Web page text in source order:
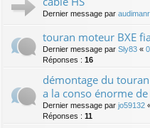
Dernier message par
touran moteur BXE
Dernier message par Sly83 «
Réponses : 16
démontage du
a la conso énorme
Dernier message par jo59132
Réponses : 11